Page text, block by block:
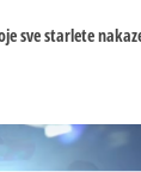
sve starlete